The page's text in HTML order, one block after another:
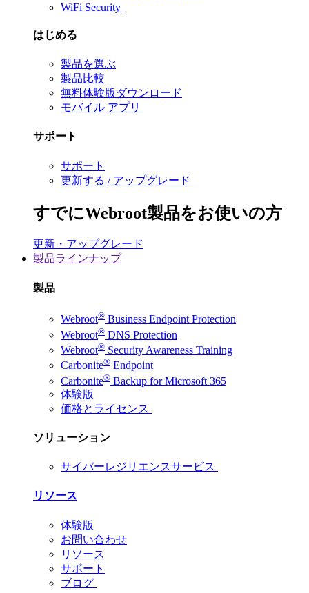
WiFi Security
はじめる
製品を選ぶ
製品比較
無料体験版ダウンロード
モバイル アプリ
サポート
サポート
更新する / アップグレード
すでにWebroot製品をお使いの方
更新・アップグレード
製品ラインナップ
製品
Webroot® Business Endpoint Protection
Webroot® DNS Protection
Webroot® Security Awareness Training
Carbonite® Endpoint
Carbonite® Backup for Microsoft 365
体験版
価格とライセンス
ソリューション
サイバーレジリエンスサービス
リソース
体験版
お問い合わせ
リソース
サポート
ブログ